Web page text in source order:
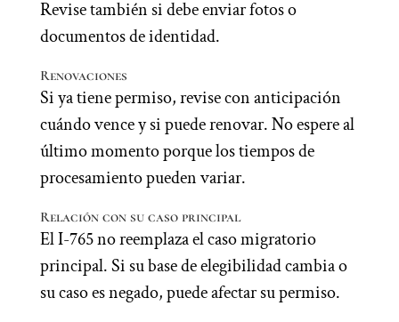
Revise también si debe enviar fotos o
documentos de identidad.
Renovaciones
Si ya tiene permiso, revise con anticipación
cuándo vence y si puede renovar. No espere al
último momento porque los tiempos de
procesamiento pueden variar.
Relación con su caso principal
El I-765 no reemplaza el caso migratorio
principal. Si su base de elegibilidad cambia o
su caso es negado, puede afectar su permiso.